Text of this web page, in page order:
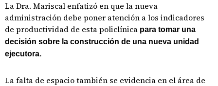
La Dra. Mariscal enfatizó en que la nueva
administración debe poner atención a los indicadores
de productividad de esta policlínica para tomar una
decisión sobre la construcción de una nueva unidad
ejecutora.
La falta de espacio también se evidencia en el área de